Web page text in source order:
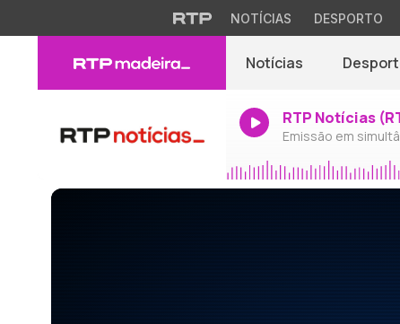
NOTÍCIAS DESPORTO
Notícias
RTP Notícias
Emissão em